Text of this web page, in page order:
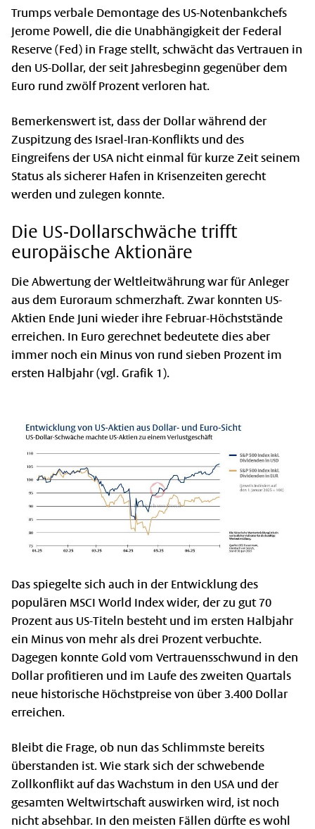
Trumps verbale Demontage des US-Notenbankchefs
Jerome Powell, die die Unabhängigkeit der Federal
Reserve (Fed) in Frage stellt, schwächt das Vertrauen in
den US-Dollar, der seit Jahresbeginn gegenüber dem
Euro rund zwölf Prozent verloren hat.
Bemerkenswert ist, dass der Dollar während der
Zuspitzung des Israel-Iran-Konflikts und des
Eingreifens der USA nicht einmal für kurze Zeit seinem
Status als sicherer Hafen in Krisenzeiten gerecht
werden und zulegen konnte.
Die US-Dollarschwäche trifft
europäische Aktionäre
Die Abwertung der Weltleitwährung war für Anleger
aus dem Euroraum schmerzhaft. Zwar konnten US-
Aktien Ende Juni wieder ihre Februar-Höchststände
erreichen. In Euro gerechnet bedeutete dies aber
immer noch ein Minus von rund sieben Prozent im
ersten Halbjahr (vgl. Grafik 1).
Das spiegelte sich auch in der Entwicklung des
populären MSCI World Index wider, der zu gut 70
Prozent aus US-Titeln besteht und im ersten Halbjahr
ein Minus von mehr als drei Prozent verbuchte.
Dagegen konnte Gold vom Vertrauensschwund in den
Dollar profitieren und im Laufe des zweiten Quartals
neue historische Höchstpreise von über 3.400 Dollar
erreichen.
Bleibt die Frage, ob nun das Schlimmste bereits
überstanden ist. Wie stark sich der schwebende
Zollkonflikt auf das Wachstum in den USA und der
gesamten Weltwirtschaft auswirken wird, ist noch
nicht absehbar. In den meisten Fällen dürfte es wohl